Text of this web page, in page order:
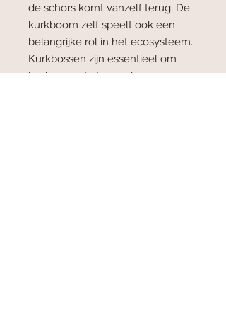
de schors komt vanzelf terug. De
kurkboom zelf speelt ook een
belangrijke rol in het ecosysteem.
Kurkbossen zijn essentieel om
bodemerosie te voorkomen,